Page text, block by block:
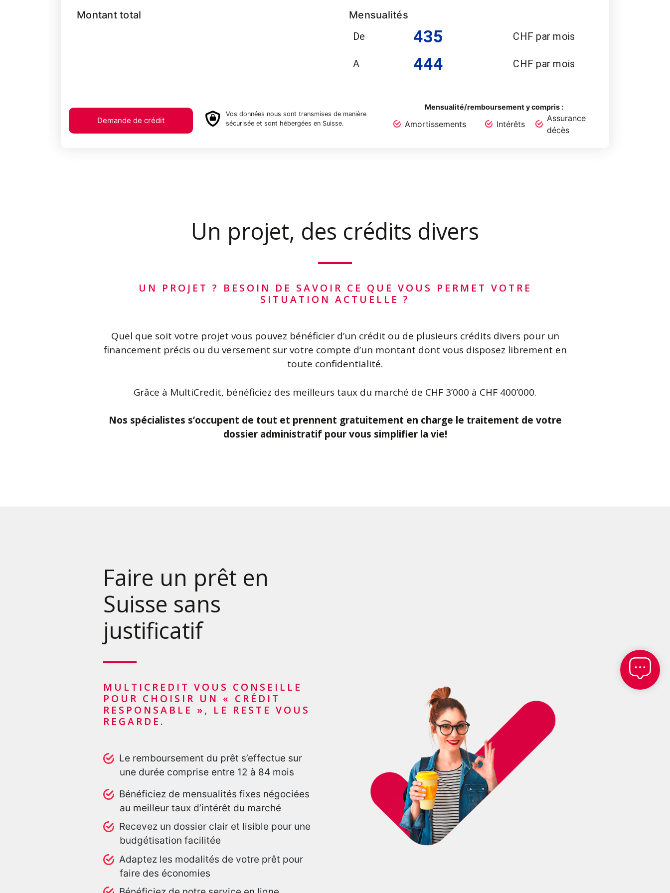
Montant total
Mensualités
De
435 CHF par mois
A 444 CHF par mois
Vos données nous sont transmises de manière
sécurisée et sont hébergées en Suisse.
Mensualité/remboursement y compris :
Amortissements Intérêts
Assurance
décès
Un projet, des crédits divers
UN PROJET ? BESOIN DE SAVOIR CE QUE VOUS PERMET VOTRE
SITUATION ACTUELLE ?
Quel que soit votre projet vous pouvez bénéficier d’un crédit ou de plusieurs crédits divers pour un
financement précis ou du versement sur votre compte d’un montant dont vous disposez librement en
toute confidentialité.
Grâce à MultiCredit, bénéficiez des meilleurs taux du marché de CHF 3’000 à CHF 400’000.
Nos spécialistes s’occupent de tout et prennent gratuitement en charge le traitement de votre
dossier administratif pour vous simplifier la vie!
Faire un prêt en
Suisse sans
justificatif
MULTICREDIT VOUS CONSEILLE
POUR CHOISIR UN « CRÉDIT
RESPONSABLE », LE RESTE VOUS
REGARDE.
Le remboursement du prêt s’effectue sur
une durée comprise entre 12 à 84 mois
Bénéficiez de mensualités fixes négociées
au meilleur taux d’intérêt du marché
Recevez un dossier clair et lisible pour une
budgétisation facilitée
Adaptez les modalités de votre prêt pour
faire des économies